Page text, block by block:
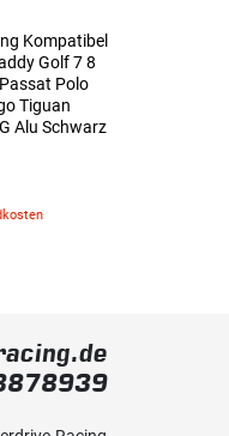
Kompatibel
Golf 7 8
Polo
Tiguan
Alu Schwarz